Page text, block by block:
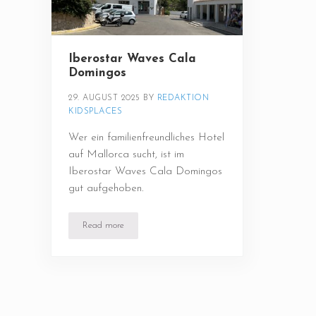
Iberostar Waves Cala
Domingos
29. AUGUST 2025 BY REDAKTION
KIDSPLACES
Wer ein familienfreundliches Hotel
auf Mallorca sucht, ist im
Iberostar Waves Cala Domingos
gut aufgehoben.
Read moreIberostar Waves Cala Domingos